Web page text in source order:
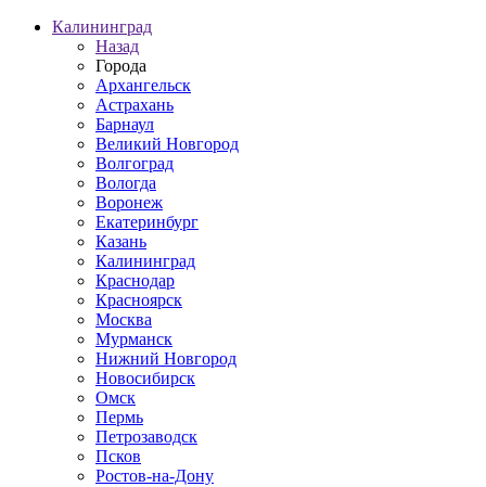
Калининград
Назад
Города
Архангельск
Астрахань
Барнаул
Великий Новгород
Волгоград
Вологда
Воронеж
Екатеринбург
Казань
Калининград
Краснодар
Красноярск
Москва
Мурманск
Нижний Новгород
Новосибирск
Омск
Пермь
Петрозаводск
Псков
Ростов-на-Дону